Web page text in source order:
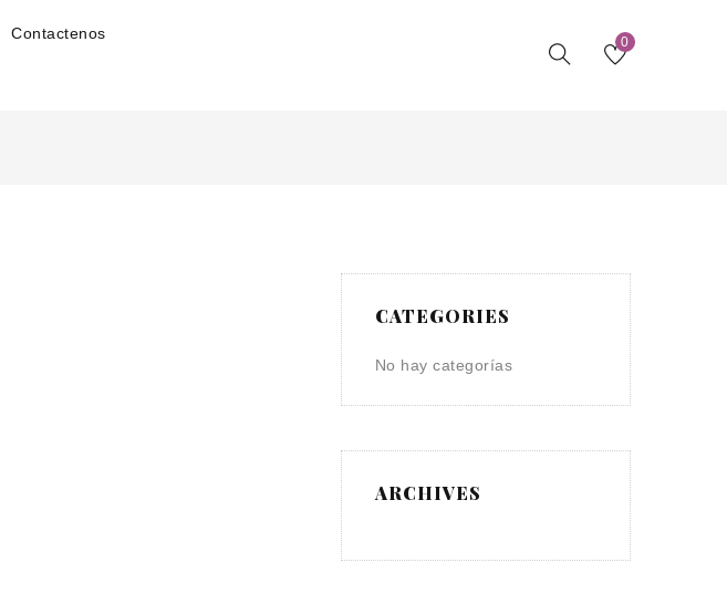
Contactenos 0
CATEGORIES
No hay categorías
ARCHIVES